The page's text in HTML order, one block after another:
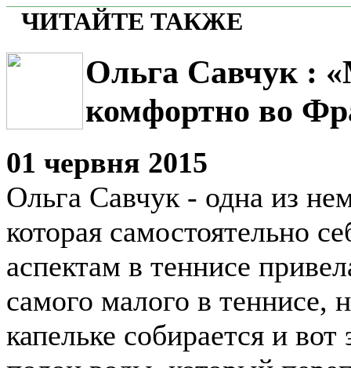
ЧИТАЙТЕ ТАКЖЕ
Ольга Савчук :
комфортно во
01 червня 2015
Ольга Савчук - одна из
которая самостоятельно
аспектам в теннисе
самого малого в теннисе,
капельке собирается и вот